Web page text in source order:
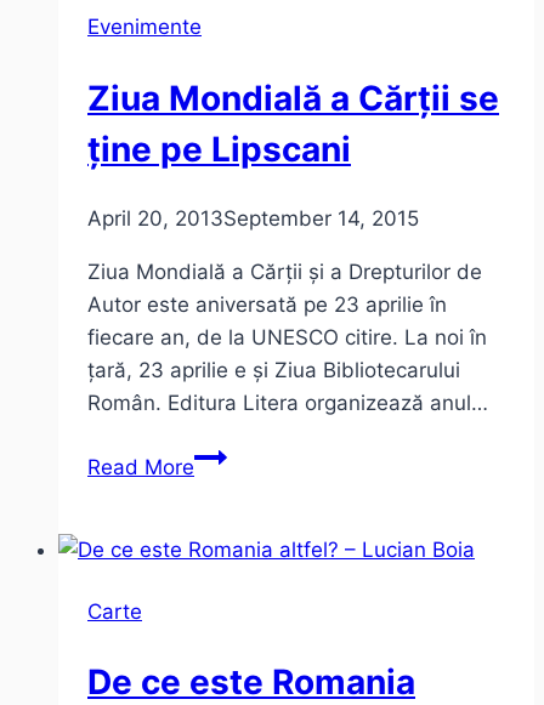
(impresii
lectură)
Evenimente
Ziua Mondială a Cărții se
ține pe Lipscani
April 20, 2013September 14, 2015
Ziua Mondială a Cărții și a Drepturilor de
Autor este aniversată pe 23 aprilie în
fiecare an, de la UNESCO citire. La noi în
țară, 23 aprilie e și Ziua Bibliotecarului
Român. Editura Litera organizează anul…
Read MoreZiua
Cărții
Lipscani
Carte
De ce este Romania